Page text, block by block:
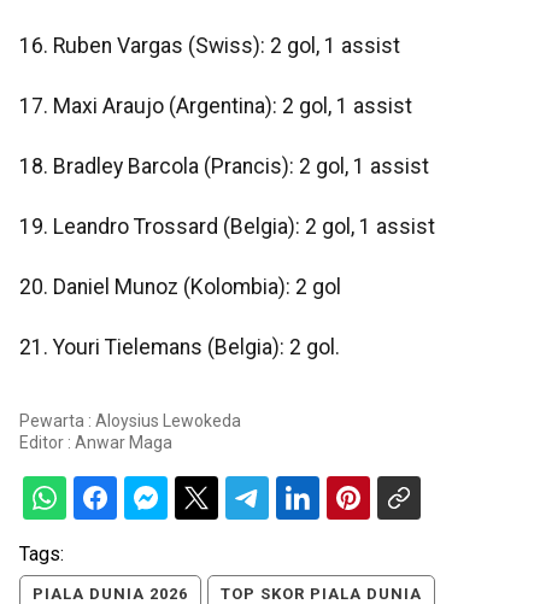
16. Ruben Vargas (Swiss): 2 gol, 1 assist
17. Maxi Araujo (Argentina): 2 gol, 1 assist
18. Bradley Barcola (Prancis): 2 gol, 1 assist
19. Leandro Trossard (Belgia): 2 gol, 1 assist
20. Daniel Munoz (Kolombia): 2 gol
21. Youri Tielemans (Belgia): 2 gol.
Pewarta : Aloysius Lewokeda
Editor : Anwar Maga
Tags:
PIALA DUNIA 2026 TOP SKOR PIALA DUNIA